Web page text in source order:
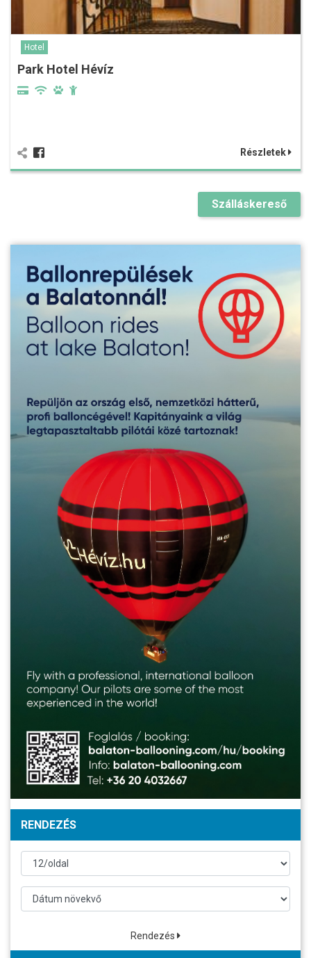
Hotel
Park Hotel Hévíz
Részletek
Szálláskereső
RENDEZÉS
Rendezés